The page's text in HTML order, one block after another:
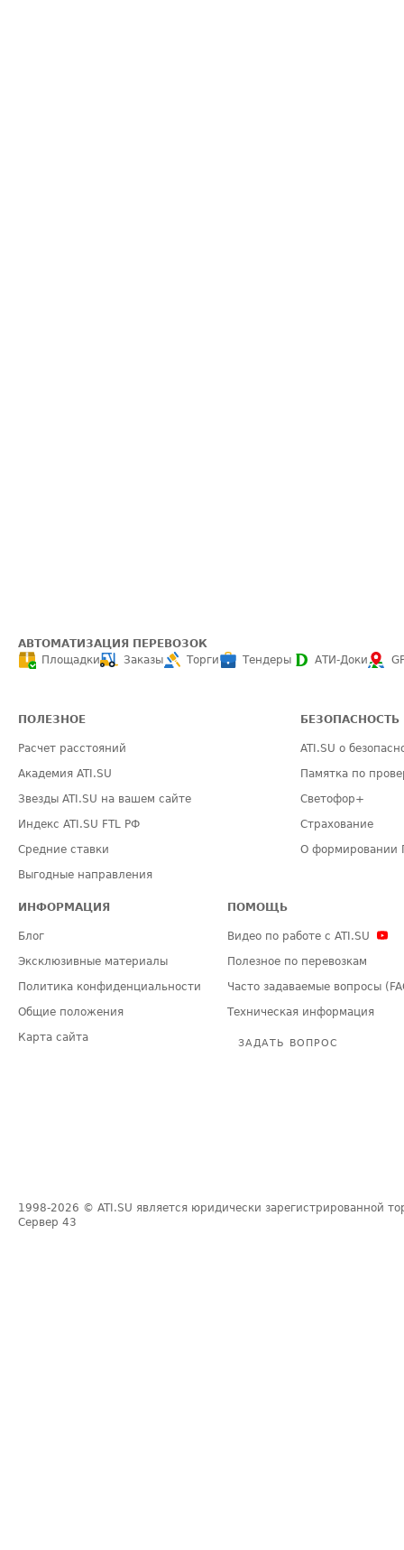
АВТОМАТИЗАЦИЯ ПЕРЕВОЗОК
Площадки
Заказы Торги Тендеры АТИ-Доки
ПОЛЕЗНОЕ
Расчет расстояний
Академия ATI.SU
Звезды ATI.SU на вашем сайте
Индекс ATI.SU FTL РФ
Средние ставки
Выгодные направления
БЕЗОПАСНОСТЬ
ATI.SU о
Памятка по
Светофор+
Страхование
О формировании
ИНФОРМАЦИЯ
Блог
Эксклюзивные материалы
Политика конфиденциальности
Общие положения
Карта сайта
ПОМОЩЬ
Видео по работе с ATI.SU
Полезное по перевозкам
Часто задаваемые вопросы
Техническая информация
ЗАДАТЬ ВОПРОС
1998-2026 © ATI.SU является юридически зарегистрированной
Сервер 43